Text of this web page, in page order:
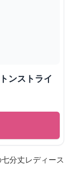
ンストライ
分丈レディース